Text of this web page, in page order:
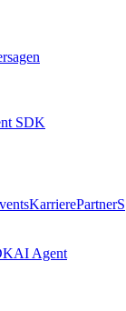
SDK
KarrierePartnerS
AI Agent